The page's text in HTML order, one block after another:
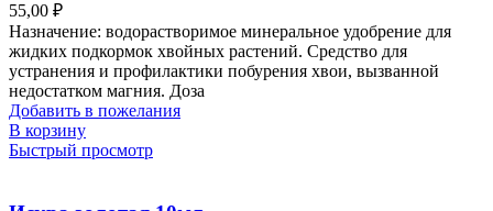
55,00 ₽
Назначение: водорастворимое минеральное удобрение для
жидких подкормок хвойных растений. Средство для
устранения и профилактики побурения хвои, вызванной
недостатком магния. Доза
Добавить в пожелания
В корзину
Быстрый просмотр